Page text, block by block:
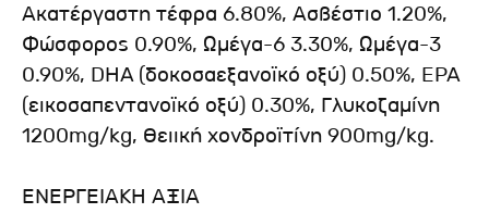
Ακατέργαστη τέφρα 6.80%, Ασβέστιο 1.20%,
Φώσφορος 0.90%, Ωμέγα-6 3.30%, Ωμέγα-3
0.90%, DHA (δοκοσαεξανοϊκό οξύ) 0.50%, EPA
(εικοσαπεντανοϊκό οξύ) 0.30%, Γλυκοζαμίνη
1200mg/kg, Θειική χονδροϊτίνη 900mg/kg.
ΕΝΕΡΓΕΙΑΚΗ ΑΞΙΑ